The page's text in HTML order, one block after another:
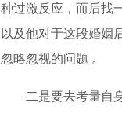
种过激反应，而后找
以及他对于这段婚姻
忽略忽视的问题 。
二是要去考量自